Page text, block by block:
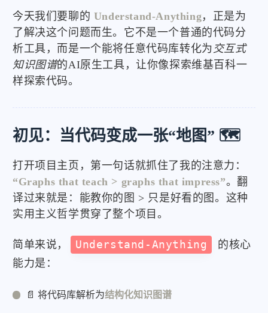
今天我们要聊的 Understand-Anything，正是为
了解决这个问题而生。它不是一个普通的代码分
析工具，而是一个能将任意代码库转化为 交互式
知识图谱的AI原生工具，让你像探索维基百科一
样探索代码。
初见：当代码变成一张“地图” 🗺️
打开项目主页，第一句话就抓住了我的注意力：
“Graphs that teach > graphs that impress”。翻
译过来就是：能教你的图 > 只是好看的图。这种
实用主义哲学贯穿了整个项目。
简单来说， Understand-Anything
的核心
能力是：
📄 将代码库解析为结构化知识图谱